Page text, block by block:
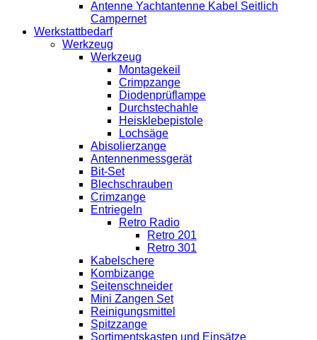
Antenne Yachtantenne Kabel Seitlich
Campernet
Werkstattbedarf
Werkzeug
Werkzeug
Montagekeil
Crimpzange
Diodenprüflampe
Durchstechahle
Heisklebepistole
Lochsäge
Abisolierzange
Antennenmessgerät
Bit-Set
Blechschrauben
Crimzange
Entriegeln
Retro Radio
Retro 201
Retro 301
Kabelschere
Kombizange
Seitenschneider
Mini Zangen Set
Reinigungsmittel
Spitzzange
Sortimentskasten und Einsätze